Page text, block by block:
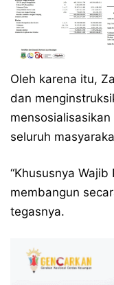
Oleh karena itu,
dan
seluruh
“Khususnya
membangun
tegasnya.